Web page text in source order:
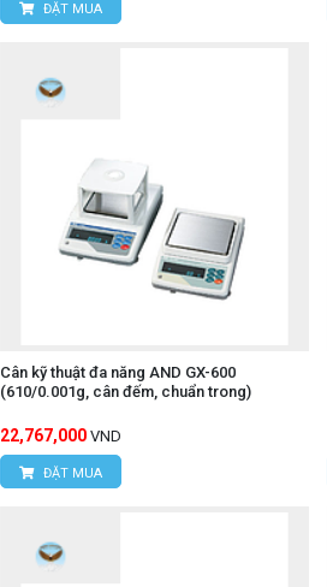
ĐẶT MUA
Cân kỹ thuật đa năng AND GX-600
(610/0.001g, cân đếm, chuẩn trong)
22,767,000 VND
ĐẶT MUA